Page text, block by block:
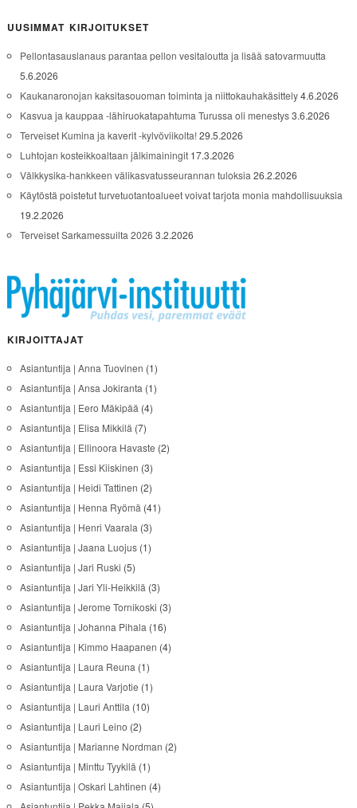
UUSIMMAT KIRJOITUKSET
Pellontasauslanaus parantaa pellon vesitaloutta ja lisää satovarmuutta
5.6.2026
Kaukanaronojan kaksitasouoman toiminta ja niittokauhakäsittely4.6.2026
Kasvua ja kauppaa -lähiruokatapahtuma Turussa oli menestys3.6.2026
Terveiset Kumina ja kaverit -kylvöviikolta!29.5.2026
Luhtojan kosteikkoaltaan jälkimainingit 17.3.2026
Välkkysika-hankkeen välikasvatusseurannan tuloksia 26.2.2026
Käytöstä poistetut turvetuotantoalueet voivat tarjota monia mahdollisuuksia
19.2.2026
Terveiset Sarkamessuilta 2026 3.2.2026
KIRJOITTAJAT
Asiantuntija | Anna Tuovinen (1)
Asiantuntija | Ansa Jokiranta (1)
Asiantuntija | Eero Mäkipää (4)
Asiantuntija | Elisa Mikkilä (7)
Asiantuntija | Ellinoora Havaste (2)
Asiantuntija | Essi Kiiskinen (3)
Asiantuntija | Heidi Tattinen (2)
Asiantuntija | Henna Ryömä (41)
Asiantuntija | Henri Vaarala (3)
Asiantuntija | Jaana Luojus(1)
Asiantuntija | Jari Ruski (5)
Asiantuntija | Jari Yli-Heikkilä (3)
Asiantuntija | Jerome Tornikoski (3)
Asiantuntija | Johanna Pihala (16)
Asiantuntija | Kimmo Haapanen (4)
Asiantuntija | Laura Reuna (1)
Asiantuntija | Laura Varjotie (1)
Asiantuntija | Lauri Anttila (10)
Asiantuntija | Lauri Leino (2)
Asiantuntija | Marianne Nordman (2)
Asiantuntija | Minttu Tyykilä (1)
Asiantuntija | Oskari Lahtinen (4)